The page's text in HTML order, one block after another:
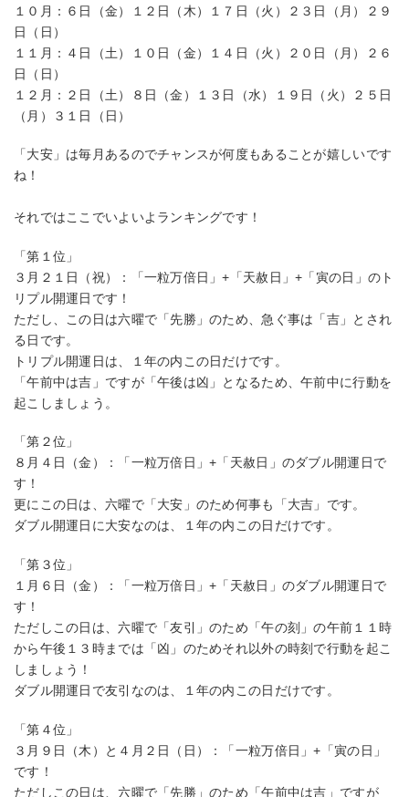
１０月：６日（金）１２日（木）１７日（火）２３日（月）２９
日（日）
１１月：４日（土）１０日（金）１４日（火）２０日（月）２６
日（日）
１２月：２日（土）８日（金）１３日（水）１９日（火）２５日
（月）３１日（日）
「大安」は毎月あるのでチャンスが何度もあることが嬉しいです
ね！
それではここでいよいよランキングです！
「第１位」
３月２１日（祝）：「一粒万倍日」+「天赦日」+「寅の日」のト
リプル開運日です！
ただし、この日は六曜で「先勝」のため、急ぐ事は「吉」とされ
る日です。
トリプル開運日は、１年の内この日だけです。
「午前中は吉」ですが「午後は凶」となるため、午前中に行動を
起こしましょう。
「第２位」
８月４日（金）：「一粒万倍日」+「天赦日」のダブル開運日で
す！
更にこの日は、六曜で「大安」のため何事も「大吉」です。
ダブル開運日に大安なのは、１年の内この日だけです。
「第３位」
１月６日（金）：「一粒万倍日」+「天赦日」のダブル開運日で
す！
ただしこの日は、六曜で「友引」のため「午の刻」の午前１１時
から午後１３時までは「凶」のためそれ以外の時刻で行動を起こ
しましょう！
ダブル開運日で友引なのは、１年の内この日だけです。
「第４位」
３月９日（木）と４月２日（日）：「一粒万倍日」+「寅の日」
です！
ただしこの日は、六曜で「先勝」のため「午前中は吉」ですが